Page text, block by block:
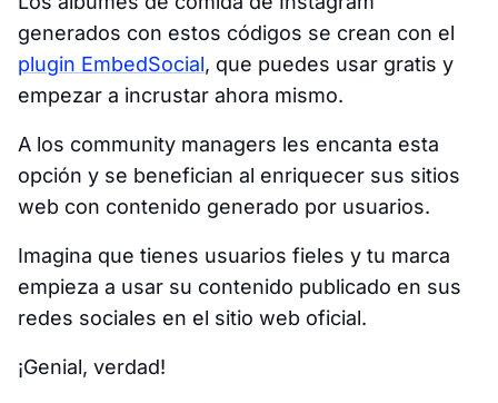
generados con estos códigos se crean con el
plugin EmbedSocial, que puedes usar gratis y
empezar a incrustar ahora mismo.
A los community managers les encanta esta
opción y se benefician al enriquecer sus sitios
web con contenido generado por usuarios.
Imagina que tienes usuarios fieles y tu marca
empieza a usar su contenido publicado en sus
redes sociales en el sitio web oficial.
¡Genial, verdad!